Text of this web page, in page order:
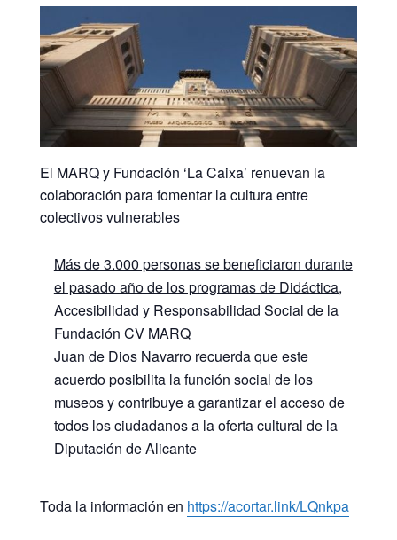
El MARQ y Fundación ‘La Caixa’ renuevan la
colaboración para fomentar la cultura entre
colectivos vulnerables
Más de 3.000 personas se beneficiaron durante
el pasado año de los programas de Didáctica,
Accesibilidad y Responsabilidad Social de la
Fundación CV MARQ
Juan de Dios Navarro recuerda que este
acuerdo posibilita la función social de los
museos y contribuye a garantizar el acceso de
todos los ciudadanos a la oferta cultural de la
Diputación de Alicante
Toda la información en https://acortar.link/LQnkpa